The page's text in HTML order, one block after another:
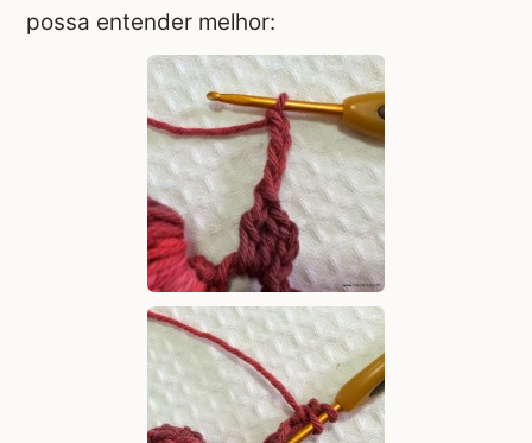
possa entender melhor: